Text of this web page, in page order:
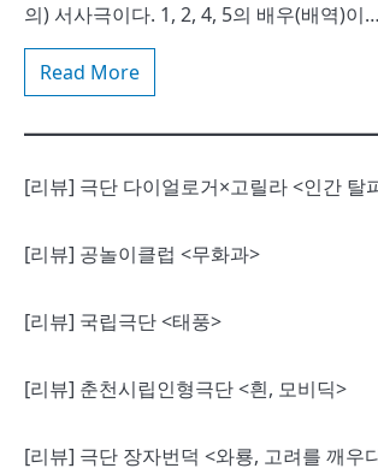
의) 서사극이다. 1, 2, 4, 5의 배우(배역)이…
Read More
[리뷰] 극단 다이얼로거×고릴라 <인간 탈
[리뷰] 공놀이클럽 <무화과>
[리뷰] 국립극단 <태풍>
[리뷰] 춘천시립인형극단 <흰, 모비딕>
[리뷰] 극단 장자번덕 <와룡, 고려를 깨우